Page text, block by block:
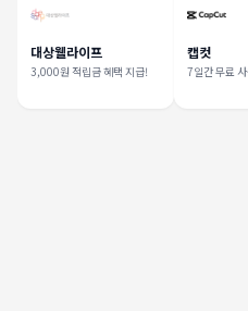
대상웰라이프
3,000원 적립금 혜택 지급!
캡컷
7일간 무료